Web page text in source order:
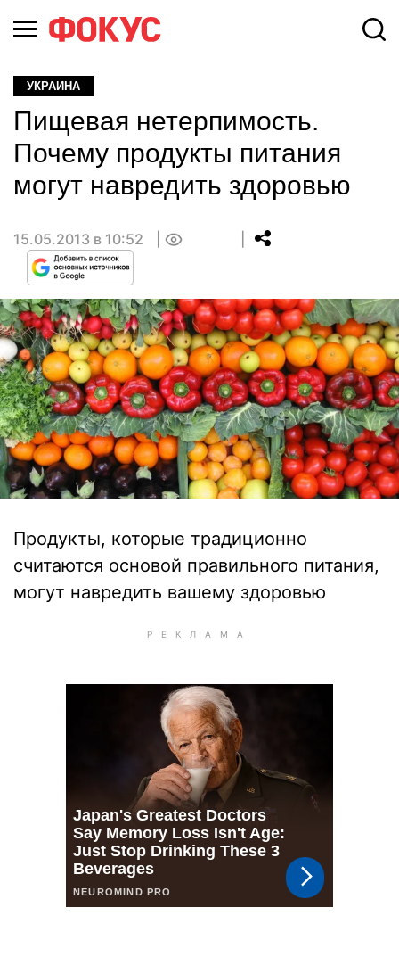
УКРАИНА
Пищевая нетерпимость.
Почему продукты питания
могут навредить здоровью
15.05.2013 в 10:52
Продукты, которые традиционно
считаются основой правильного питания,
могут навредить вашему здоровью